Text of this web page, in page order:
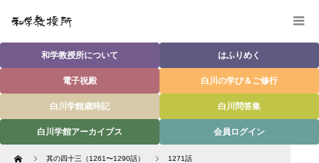
和学教授所について はふりめく
電子祝殿 白川の学び＆ご修行
白川学館歳時記 白川問答集
白川学館アーカイブス 会員ログイン
Home 其の四十三（1261〜1290話） 1271話